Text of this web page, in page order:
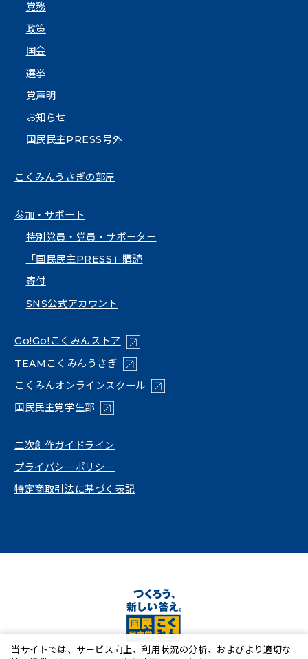
党務
政策
国会
選挙
党声明
お知らせ
国民民主PRESS号外
こくみんうさぎの部屋
参加・サポート
特別党員・党員・サポーター
「国民民主PRESS」購読
寄付
SNS公式アカウント
Go!Go!こくみんストア （新しいタブで開く）
TEAMこくみんうさぎ（新しいタブで開く）
こくみんオンラインスクール（新しいタブで開く）
国民民主党学生部（新しいタブで開く）
二次創作ガイドライン
プライバシーポリシー
特定商取引法に基づく表記
当サイトでは、サービス向上、利用状況の分析、およびより適切な